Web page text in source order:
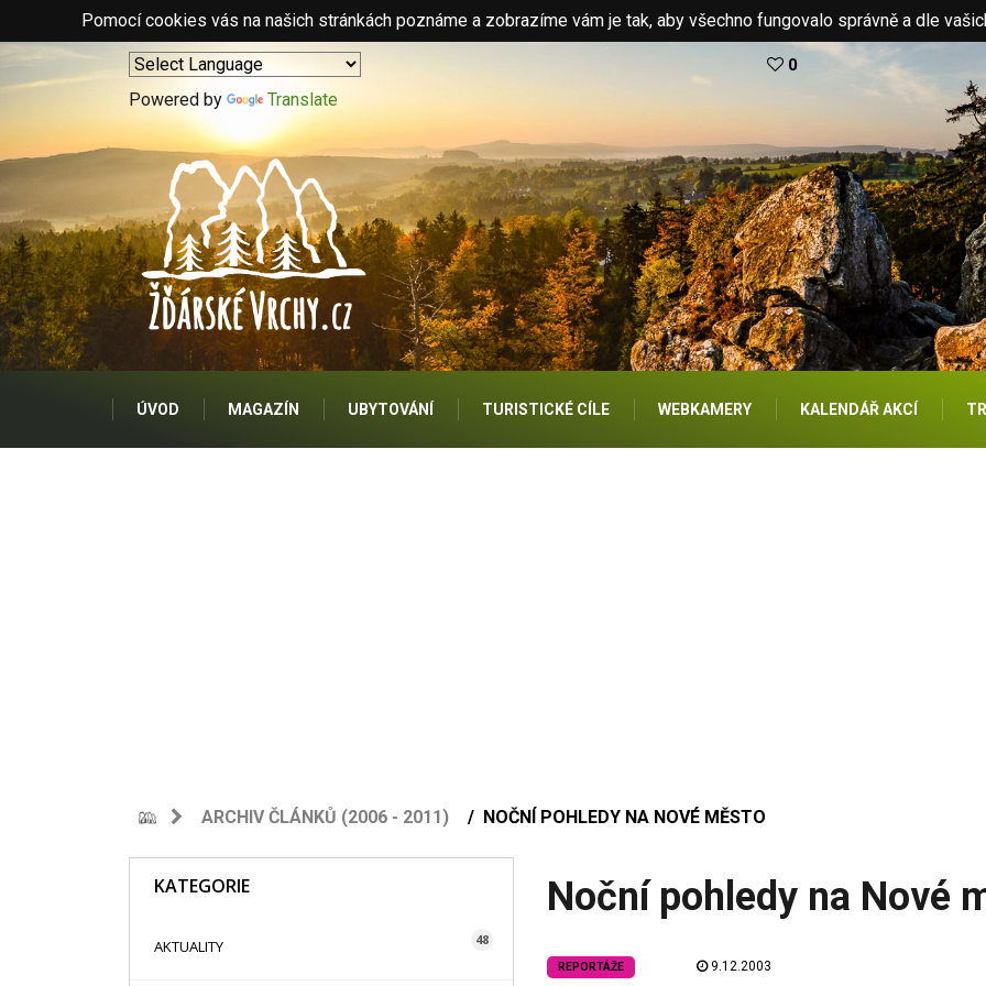
Pomocí cookies vás na našich stránkách poznáme a zobrazíme vám je tak, aby všechno fungovalo správně a dle
Powered by Translate
0
ÚVOD MAGAZÍN UBYTOVÁNÍ TURISTICKÉ CÍLE WEBKAMERY KALENDÁŘ AKCÍ
ARCHIV ČLÁNKŮ (2006 - 2011) NOČNÍ POHLEDY NA NOVÉ MĚSTO
KATEGORIE
AKTUALITY 48
Noční pohledy na Nové
REPORTÁŽE 9.12.2003